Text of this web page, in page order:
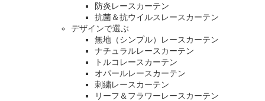
防炎レースカーテン
抗菌＆抗ウイルスレースカーテン
デザインで選ぶ
無地（シンプル）レースカーテン
ナチュラルレースカーテン
トルコレースカーテン
オパールレースカーテン
刺繍レースカーテン
リーフ＆フラワーレースカーテン